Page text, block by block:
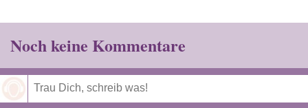
Noch keine Kommentare